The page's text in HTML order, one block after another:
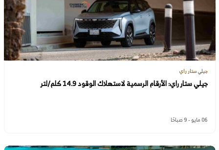
جيلي ستار راي
جيلي ستار راي: الأرقام الرسمية لاستهلاك الوقود 14.9 كلم/لتر
06 مايو - 9 صباحًا